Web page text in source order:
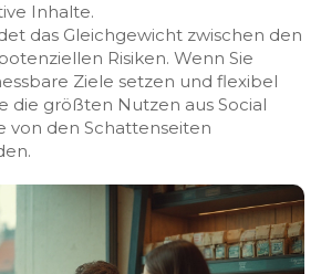
Inhalte.
das Gleichgewicht zwischen den
Risiken. Wenn Sie
Ziele setzen und flexibel
die größten Nutzen aus Social
von den Schattenseiten